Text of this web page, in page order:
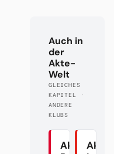
Auch in
der
Akte-
Welt
GLEICHES
KAPITEL ·
ANDERE
KLUBS
Akte
Akte